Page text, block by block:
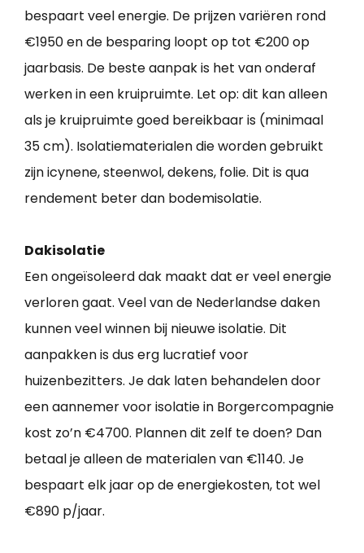
bespaart veel energie. De prijzen variëren rond
€1950 en de besparing loopt op tot €200 op
jaarbasis. De beste aanpak is het van onderaf
werken in een kruipruimte. Let op: dit kan alleen
als je kruipruimte goed bereikbaar is (minimaal
35 cm). Isolatiematerialen die worden gebruikt
zijn icynene, steenwol, dekens, folie. Dit is qua
rendement beter dan bodemisolatie.
Dakisolatie
Een ongeïsoleerd dak maakt dat er veel energie
verloren gaat. Veel van de Nederlandse daken
kunnen veel winnen bij nieuwe isolatie. Dit
aanpakken is dus erg lucratief voor
huizenbezitters. Je dak laten behandelen door
een aannemer voor isolatie in Borgercompagnie
kost zo’n €4700. Plannen dit zelf te doen? Dan
betaal je alleen de materialen van €1140. Je
bespaart elk jaar op de energiekosten, tot wel
€890 p/jaar.